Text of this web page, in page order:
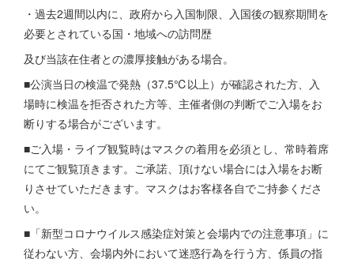
・過去2週間以内に、政府から入国制限、入国後の観察期間を
必要とされている国・地域への訪問歴
及び当該在住者との濃厚接触がある場合。
■公演当日の検温で発熱（37.5℃以上）が確認された方、入
場時に検温を拒否された⽅等、主催者側の判断でご入場をお
断りする場合がございます。
■ご⼊場・ライブ観覧時はマスクの着⽤を必須とし、常時着席
にてご観覧頂きます。ご承諾、頂けない場合には⼊場をお断
りさせていただきます。マスクはお客様各⾃でご持参くださ
い。
■「新型コロナウイルス感染症対策と会場内での注意事項」に
従わない方、会場内外において迷惑行為を行う方、係員の指